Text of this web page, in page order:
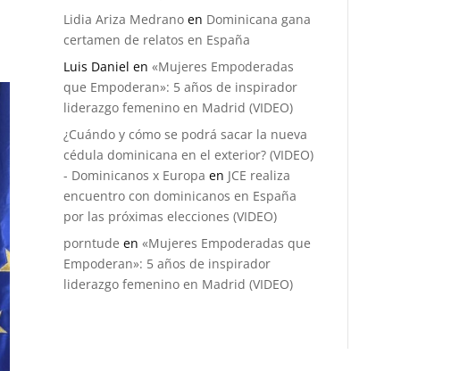
Lidia Ariza Medranoen Dominicana gana
certamen de relatos en España
Luis Daniel en «Mujeres Empoderadas
que Empoderan»: 5 años de inspirador
liderazgo femenino en Madrid (VIDEO)
¿Cuándo y cómo se podrá sacar la nueva
cédula dominicana en el exterior? (VIDEO)
- Dominicanos x Europa en JCE realiza
encuentro con dominicanos en España
por las próximas elecciones (VIDEO)
porntude en «Mujeres Empoderadas que
Empoderan»: 5 años de inspirador
liderazgo femenino en Madrid (VIDEO)